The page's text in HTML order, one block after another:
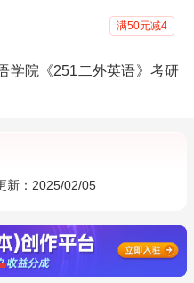
满50元减4
学院《251二外英语》考研
新：2025/02/05